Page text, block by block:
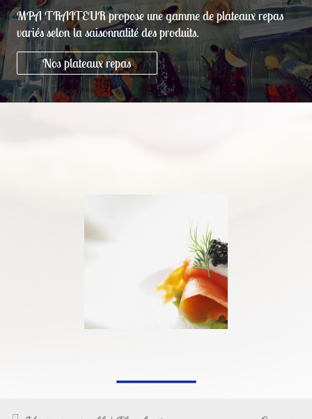
MPA TRAITEUR propose une gamme de plateaux repas
variés selon la saisonnalité des produits.
Nos plateaux repas